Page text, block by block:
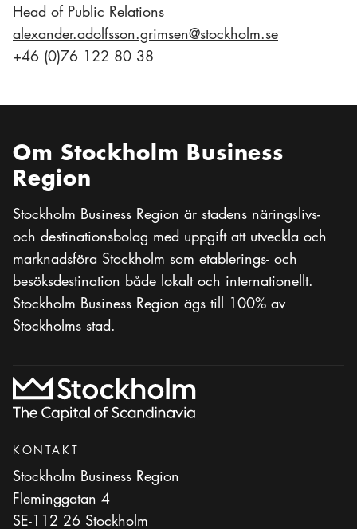
Head of Public Relations
alexander.adolfsson.grimsen@stockholm.se
+46 (0)76 122 80 38
Om Stockholm Business
Region
Stockholm Business Region är stadens näringslivs-
och destinationsbolag med uppgift att utveckla och
marknadsföra Stockholm som etablerings- och
besöksdestination både lokalt och internationellt.
Stockholm Business Region ägs till 100% av
Stockholms stad.
KONTAKT
Stockholm Business Region
Fleminggatan 4
SE-112 26 Stockholm